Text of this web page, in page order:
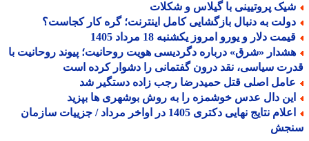
پروتیینی با گیلاس و شکلات
به دنبال بازگشایی کامل اینترنت؛ گره کار کجاست؟
دلار و یورو امروز یکشنبه 18 مرداد 1405
«شرق» درباره دگردیسی هویت روحانیت؛ پیوند روحانیت با
سیاسی، نقد درون گفتمانی را دشوار کرده است
اصلی قتل حمیدرضا رجب زاده دستگیر شد
دال عدس خوشمزه را به روش بوشهری ها بپزید
اعلام نتایج نهایی دکتری 1405 در اواخر مرداد / جزییات سازمان